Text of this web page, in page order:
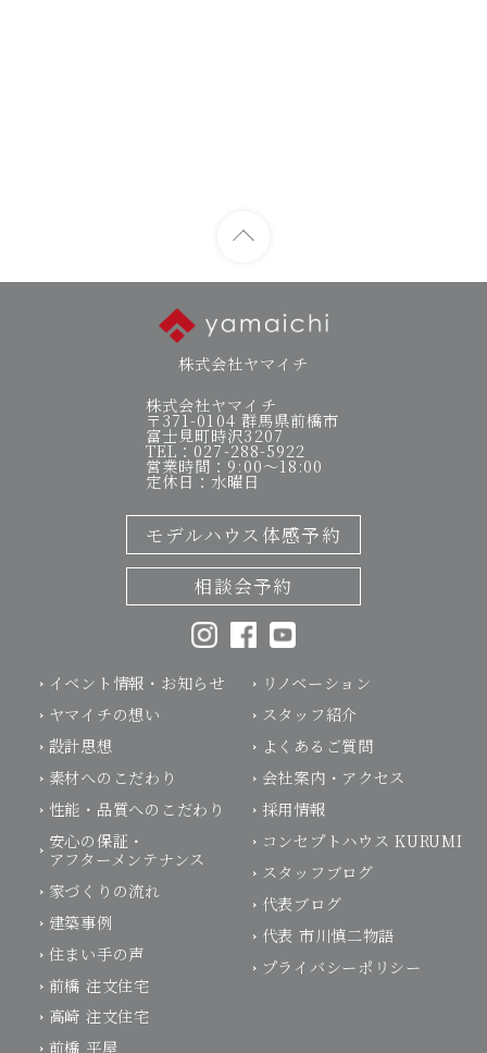
株式会社ヤマイチ
株式会社ヤマイチ
〒371-0104 群馬県前橋市
富士見町時沢3207
TEL：027-288-5922
営業時間：9:00～18:00
定休日：水曜日
モデルハウス体感予約
相談会予約
イベント情報・お知らせ
ヤマイチの想い
設計思想
素材へのこだわり
性能・品質へのこだわり
安心の保証・
アフターメンテナンス
家づくりの流れ
建築事例
住まい手の声
前橋 注文住宅
高崎 注文住宅
前橋 平屋
リノベーション
スタッフ紹介
よくあるご質問
会社案内・アクセス
採用情報
コンセプトハウス KURUMI
スタッフブログ
代表ブログ
代表 市川慎二物語
プライバシーポリシー